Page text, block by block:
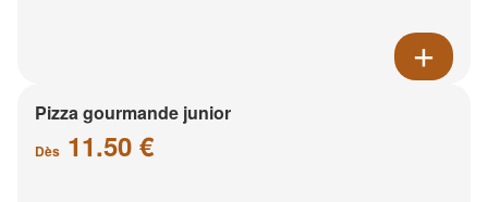
Pizza gourmande junior
Dès 11.50 €